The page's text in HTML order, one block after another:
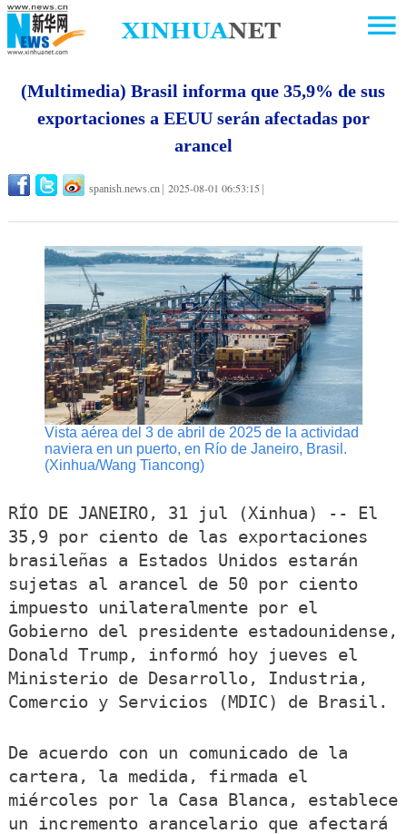
(Multimedia) Brasil informa que 35,9% de sus
exportaciones a EEUU serán afectadas por
arancel
spanish.news.cn 2025-08-01 06:53:15
Vista aérea del 3 de abril de 2025 de la actividad
naviera en un puerto, en Río de Janeiro, Brasil.
(Xinhua/Wang Tiancong)
RÍO DE JANEIRO, 31 jul (Xinhua) -- El
35,9 por ciento de las exportaciones
brasileñas a Estados Unidos estarán
sujetas al arancel de 50 por ciento
impuesto unilateralmente por el
Gobierno del presidente estadounidense,
Donald Trump, informó hoy jueves el
Ministerio de Desarrollo, Industria,
Comercio y Servicios (MDIC) de Brasil.
De acuerdo con un comunicado de la
cartera, la medida, firmada el
miércoles por la Casa Blanca, establece
un incremento arancelario que afectará